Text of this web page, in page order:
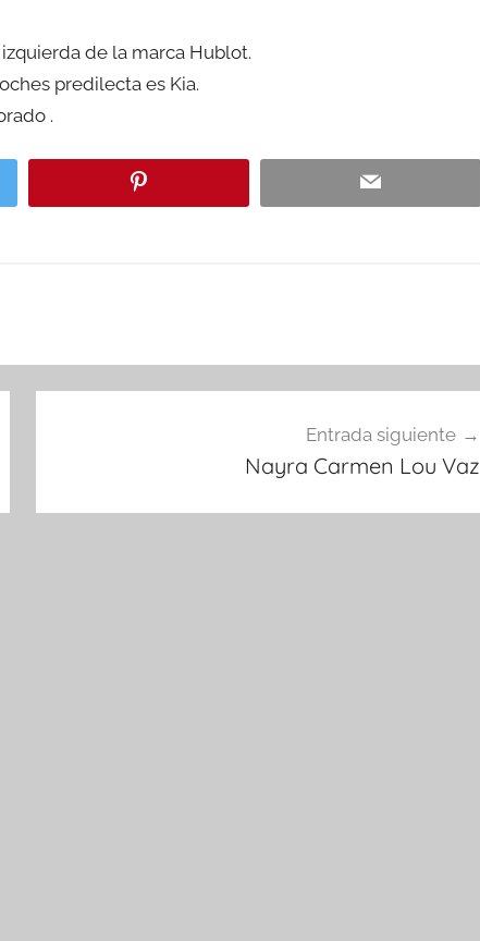
de la marca Hublot.
predilecta es Kia.
.
Entrada siguiente
Nayra Carmen Lou Vaz